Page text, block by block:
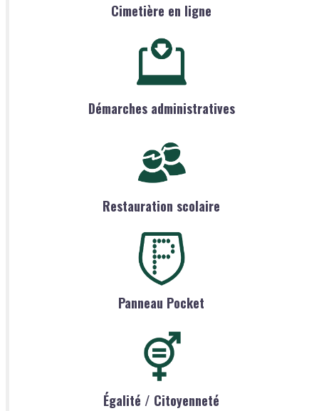
Cimetière en ligne
Démarches administratives
Restauration scolaire
Panneau Pocket
Égalité / Citoyenneté